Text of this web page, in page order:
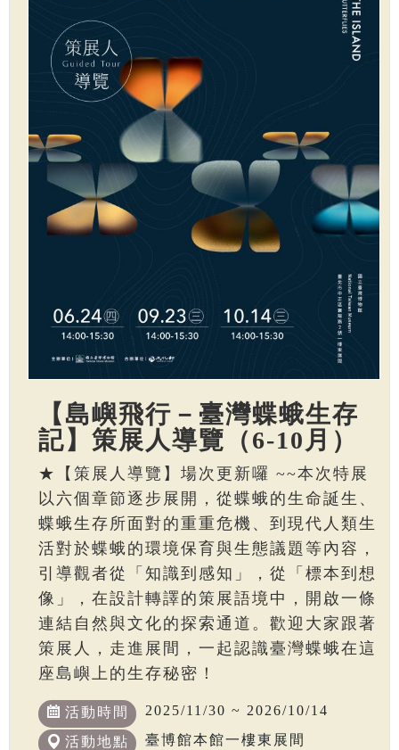
【島嶼飛行－臺灣蝶蛾生存
記】策展人導覽（6-10月）
★【策展人導覽】場次更新囉 ~~本次特展
以六個章節逐步展開，從蝶蛾的生命誕生、
蝶蛾生存所面對的重重危機、到現代人類生
活對於蝶蛾的環境保育與生態議題等內容，
引導觀者從「知識到感知」，從「標本到想
像」，在設計轉譯的策展語境中，開啟一條
連結自然與文化的探索通道。歡迎大家跟著
策展人，走進展間，一起認識臺灣蝶蛾在這
座島嶼上的生存秘密！
活動時間 2025/11/30 ~ 2026/10/14
活動地點 臺博館本館一樓東展間